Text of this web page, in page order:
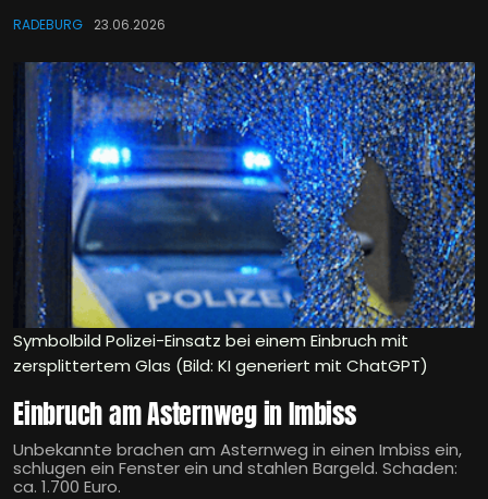
RADEBURG 23.06.2026
Symbolbild Polizei-Einsatz bei einem Einbruch mit
zersplittertem Glas (Bild: KI generiert mit ChatGPT)
Einbruch am Asternweg in Imbiss
Unbekannte brachen am Asternweg in einen Imbiss ein,
schlugen ein Fenster ein und stahlen Bargeld. Schaden:
ca. 1.700 Euro.